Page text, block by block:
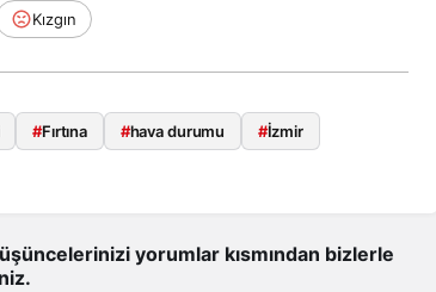
Kızgın
#Fırtına #hava durumu #İzmir
yorumlar kısmından bizlerle